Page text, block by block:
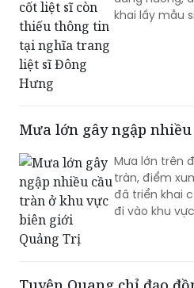
Mưa lớn gây ngập
Mưa lớn trên
tràn, điểm
đã triển khai
đi vào khu
Tuyên Quang chỉ đạo